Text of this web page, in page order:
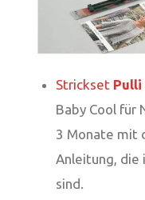
Strickset Pulli
Baby Cool für
3 Monate mit
Anleitung, die
sind.